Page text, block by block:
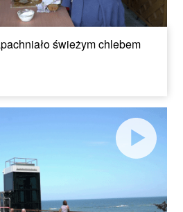
świeżym chlebem